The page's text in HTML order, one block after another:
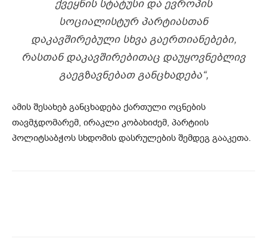
ᲥᲕᲔᲧᲜᲘᲡ ᲡᲢᲐᲢᲣᲡᲘ ᲓᲐ ᲔᲕᲠᲝᲞᲘᲡ
ᲡᲝᲪᲘᲐᲚᲘᲡᲢᲣᲠ ᲞᲐᲠᲢᲘᲐᲡᲗᲐᲜ
ᲓᲐᲙᲐᲕᲨᲘᲠᲔᲑᲣᲚᲘ ᲡᲮᲕᲐ ᲒᲐᲔᲠᲗᲘᲐᲜᲔᲑᲔᲑᲘ,
ᲠᲐᲡᲗᲐᲜ ᲓᲐᲙᲐᲕᲨᲘᲠᲔᲑᲘᲗᲐᲪ ᲓᲐᲣᲧᲝᲕᲜᲔᲑᲚᲘᲕ
ᲒᲐᲔᲒᲖᲐᲕᲜᲔᲑᲐᲗ ᲒᲐᲜᲪᲮᲐᲓᲔᲑᲐ“,
ამის შესახებ განცხადება ქართული ოცნების
თავმჯდომარემ, ირაკლი კობახიძემ, პარტიის
პოლიტსაბჭოს სხდომის დასრულების შემდეგ გააკეთა.